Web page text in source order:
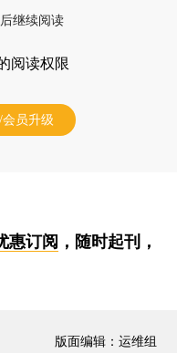
继续阅读
阅读权限
员升级
惠订阅 ，随时起刊，
版面编辑：运维组